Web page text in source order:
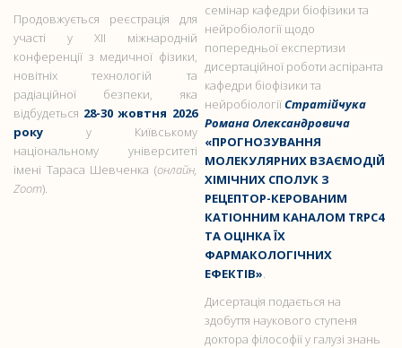
Продовжується реєстрація для
участі у XII міжнародній
конференції з медичної фізики,
новітніх технологій та
радіаційної безпеки, яка
відбудеться 28-30 жовтня 2026
року у Київському
національному університеті
імені Тараса Шевченка (онлайн,
Zoom).
семінар кафедри біофізики та
нейробіології щодо
попередньої експертизи
дисертаційної роботи аспіранта
кафедри біофізики та
нейробіологіїСтратійчука
Романа Олександровича
«ПРОГНОЗУВАННЯ
МОЛЕКУЛЯРНИХ ВЗАЄМОДІЙ
ХІМІЧНИХ СПОЛУК З
РЕЦЕПТОР-КЕРОВАНИМ
КАТІОННИМ КАНАЛОМ TRPC4
ТА ОЦІНКА ЇХ
ФАРМАКОЛОГІЧНИХ
ЕФЕКТІВ».
Дисертація подається на
здобуття наукового ступеня
доктора філософії у галузі знань